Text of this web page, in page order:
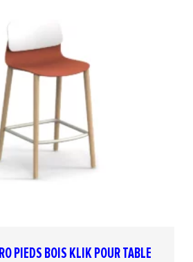
PIEDS BOIS KLIK POUR TABLE